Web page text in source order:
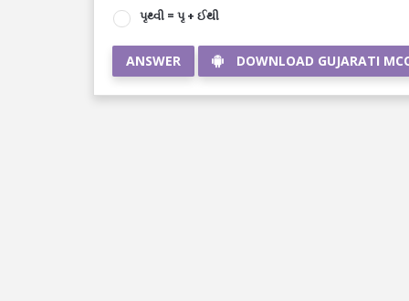
પૃથ્વી = પૃ + ઈથી
ANSWER DOWNLOAD GUJARATI